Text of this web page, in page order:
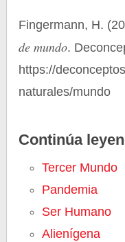
Fingermann, H.
de mundo.
https://
naturales/mundo
Continúa
Tercer Mundo
Pandemia
Ser Humano
Alienígena